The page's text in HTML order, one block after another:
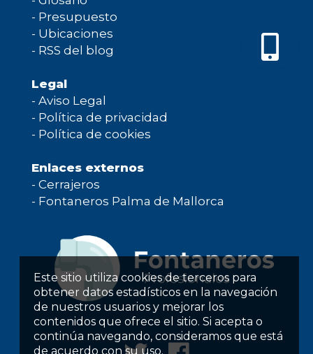
Este sitio utiliza cookies de terceros para
obtener datos estadísticos en la navegación
de nuestros usuarios y mejorar los
contenidos que ofrece el sitio. Si acepta o
continúa navegando, consideramos que está
de acuerdo con su uso.
- Presupuesto
- Ubicaciones
- RSS del blog
Legal
- Aviso Legal
- Política de privacidad
- Política de cookies
Enlaces externos
- Cerrajeros
- Fontaneros Palma de Mallorca